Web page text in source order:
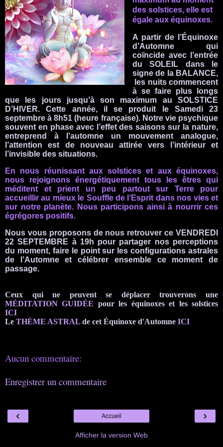
des solstices, elle est
égale aux équinoxes.
A partir de l’Équinoxe
d’Automne qui
coïncide avec l’entrée
du SOLEIL dans le
signe de la BALANCE,
les nuits commencent
à se faire plus longs
que les jours jusqu’à son maximum au SOLSTICE
D’HIVER. Cette année, il se produit
le Samedi 23
septembre à 8h51 (heure française). Notre vie psychique
souvent en phase avec l’effet des saisons sur la nature,
entreprend à l’automne un mouvement analogue,
l’attention est de nouveau attirée vers l’intérieur et
l’invisible des situations.
En nous réunissant aux solstices et aux équinoxes,
nous rejoignons énergétiquement tous les êtres qui
méditent et prient un peu partout sur Terre pour
accueillir au mieux le Souffle de l’Esprit dans nos vies et
sur notre planète. Nous participons ainsi à nourrir ces
égrégores positifs.
Nous vous proposons de nous retrouver ce VENDREDI
22 SEPTEMBRE à 19h pour partager nos perceptions
du moment, faire le point sur les configurations astrales
de l’Automne et célébrer ensemble ce moment de
passage.
Ceux qui ne peuvent se déplacer trouverons une
MÉDITATION GUIDÉE pour les équinoxes et les solstices
ICI
Le THÈME ASTRAL de cet Équinoxe d'Automne ICI
Aucun commentaire:
Enregistrer un commentaire
‹ ›
Accueil
Afficher la version Web